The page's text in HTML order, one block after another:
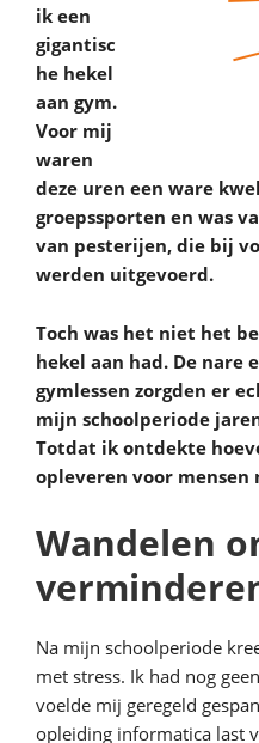
ik een
gigantisc
he hekel
aan gym.
Voor mij
waren
deze uren een ware
groepssporten en was
van pesterijen, die bij
werden uitgevoerd.
Toch was het niet het
hekel aan had. De nare
gymlessen zorgden er
mijn schoolperiode
Totdat ik ontdekte
opleveren voor mensen
Wandelen
Na mijn schoolperiode
met stress. Ik had nog
voelde mij geregeld
opleiding informatica last